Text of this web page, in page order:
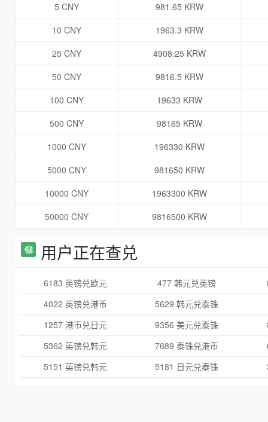
5 CNY
981.65 KRW
10 CNY
1963.3 KRW
25 CNY
4908.25 KRW
50 CNY
9816.5 KRW
100 CNY
19633 KRW
500 CNY
98165 KRW
1000 CNY
196330 KRW
5000 CNY
981650 KRW
10000 CNY
1963300 KRW
50000 CNY
9816500 KRW
用户正在查兑
6183 英镑兑欧元 477 韩元兑英镑
4022 英镑兑港币
5629 韩元兑泰铢
1257 港币兑日元
9356 美元兑泰铢
5362 英镑兑韩元
7689 泰铢兑港币
5151 英镑兑韩元
5181 日元兑泰铢